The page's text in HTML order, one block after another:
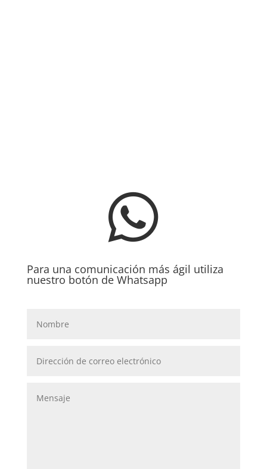

Para una comunicación más ágil utiliza
nuestro botón de Whatsapp